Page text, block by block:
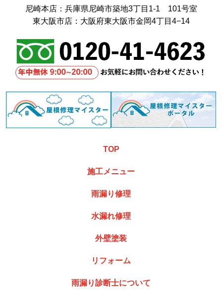
尼崎本店：兵庫県尼崎市築地3丁目1-1 101号室
東大阪市店：大阪府東大阪市金岡4丁目4−14
TOP
施工メニュー
雨漏り修理
水漏れ修理
外壁塗装
リフォーム
雨漏り診断士について